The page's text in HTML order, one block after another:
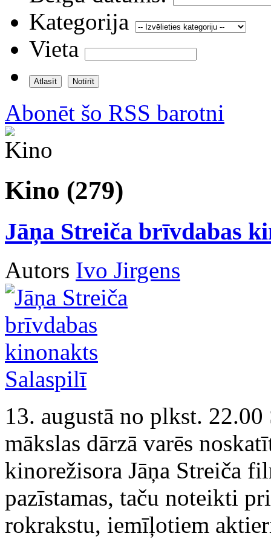
Kategorija
Vieta
Abonēt šo RSS barotni
Kino (279)
Jāņa Streiča brīvdabas
Autors Ivo Jirgens
13. augustā no plkst.
mākslas dārzā varēs
kinorežisora Jāņa Streiča
pazīstamas, taču noteikti
rokrakstu, iemīļotiem